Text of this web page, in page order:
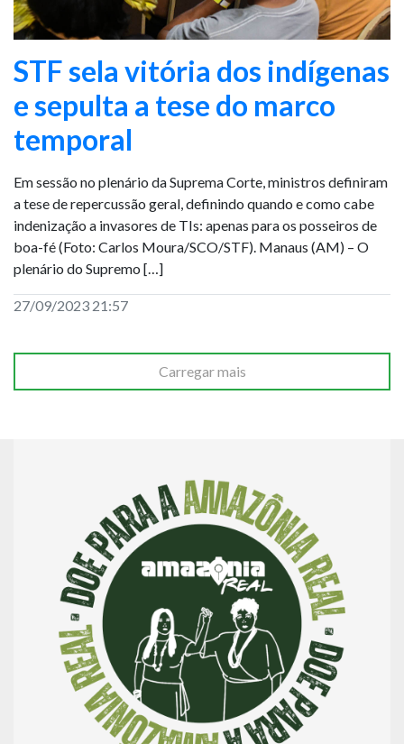
STF sela vitória dos indígenas
e sepulta a tese do marco
temporal
Em sessão no plenário da Suprema Corte, ministros definiram
a tese de repercussão geral, definindo quando e como cabe
indenização a invasores de TIs: apenas para os posseiros de
boa-fé (Foto: Carlos Moura/SCO/STF). Manaus (AM) – O
plenário do Supremo […]
27/09/2023 21:57
Carregar mais